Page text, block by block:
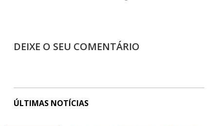
DEIXE O SEU COMENTÁRIO
ÚLTIMAS NOTÍCIAS